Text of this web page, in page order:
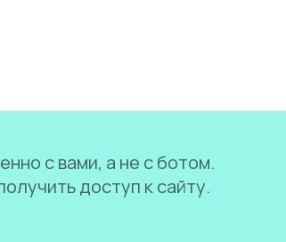
с вами, а не с ботом.
доступ к сайту.